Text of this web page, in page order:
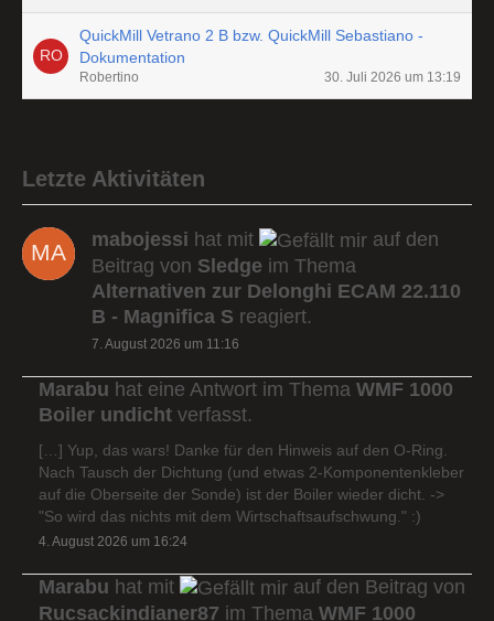
QuickMill Vetrano 2 B bzw. QuickMill Sebastiano -
Dokumentation
Robertino 30. Juli 2026 um 13:19
Letzte Aktivitäten
mabojessi hat mit
auf den
Beitrag von Sledge im Thema
Alternativen zur Delonghi ECAM 22.110
B - Magnifica S reagiert.
7. August 2026 um 11:16
Marabu hat eine Antwort im Thema WMF 1000
Boiler undicht verfasst.
[…] Yup, das wars! Danke für den Hinweis auf den O-Ring.
Nach Tausch der Dichtung (und etwas 2-Komponentenkleber
auf die Oberseite der Sonde) ist der Boiler wieder dicht. ->
"So wird das nichts mit dem Wirtschaftsaufschwung." :)
4. August 2026 um 16:24
Marabu hat mit
auf den Beitrag von
Rucsackindianer87 im Thema WMF 1000